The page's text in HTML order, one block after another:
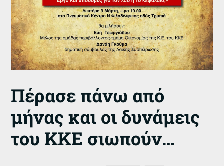
Πέρασε πάνω από
μήνας και οι δυνάμεις
του ΚΚΕ σιωπούν…